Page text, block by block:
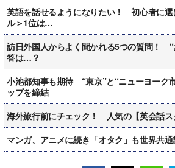
英語を話せるようになりたい！ 初心者に選
ル＞1位は…
訪日外国人からよく聞かれる5つの質問！ “
答は…？
小池都知事も期待 “東京”と“ニューヨーク
ップを締結
海外旅行前にチェック！ 人気の【英会話
マンガ、アニメに続き「オタク」も世界共